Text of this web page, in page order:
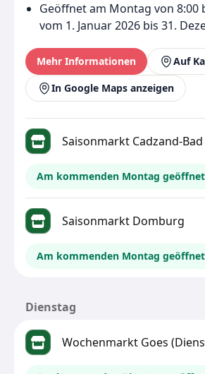
Geöffnet am Montag von 8:00
vom 1. Januar 2026 bis 31.
Mehr Informationen
Auf
In Google Maps anzeigen
Saisonmarkt Cadzand-Bad
Am kommenden Montag geöffnet
Saisonmarkt Domburg
Am kommenden Montag geöffnet
Dienstag
Wochenmarkt Goes